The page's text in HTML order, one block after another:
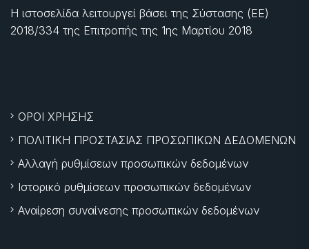
Η ιστοσελίδα λειτουργεί βάσει της Σύστασης (ΕΕ)
2018/334 της Επιτροπής της 1ης Μαρτίου 2018
ΟΡΟΙ ΧΡΗΣΗΣ
ΠΟΛΙΤΙΚΗ ΠΡΟΣΤΑΣΙΑΣ ΠΡΟΣΩΠΙΚΩΝ ΔΕΔΟΜΕΝΩΝ
Αλλαγή ρυθμίσεων προσωπικών δεδομένων
Ιστορικό ρυθμίσεων προσωπικών δεδομένων
Αναίρεση συναίνεσης προσωπικών δεδομένων